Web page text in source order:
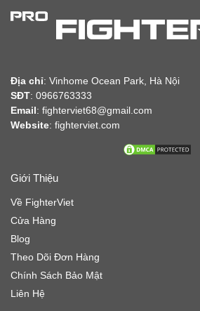
Địa chỉ: Vinhome Ocean Park, Hà Nội
SĐT: 0966763333
Email: fighterviet68@gmail.com
Website: fighterviet.com
Giới Thiệu
Về FighterViet
Cửa Hàng
Blog
Theo Dõi Đơn Hàng
Chính Sách Bảo Mật
Liên Hệ